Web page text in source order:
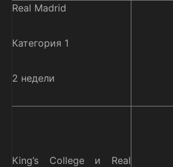
Real Madrid
Категория 1
2 недели
King’s College и Real